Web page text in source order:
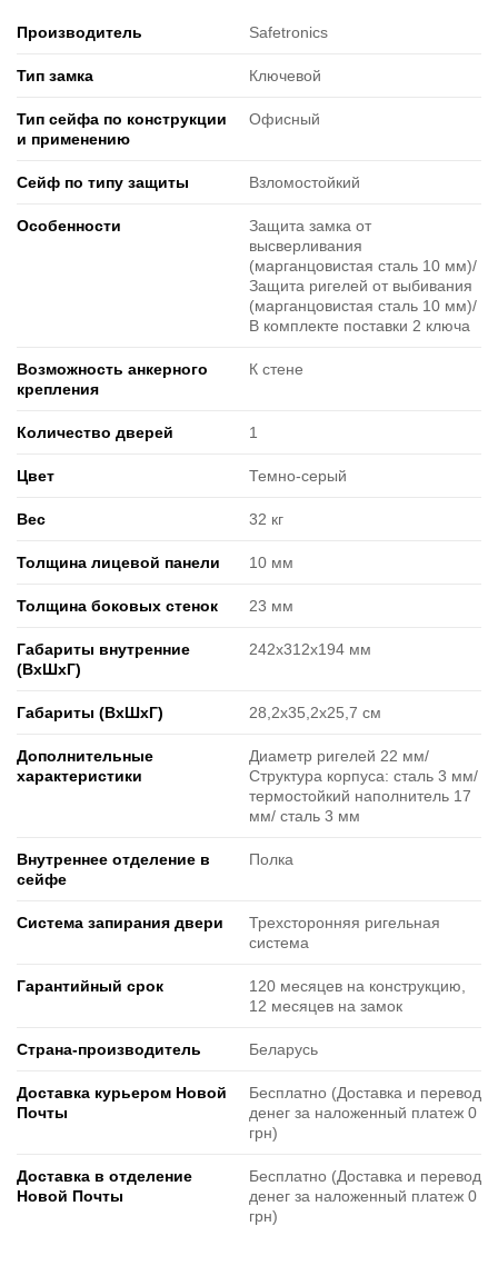
Производитель Safetronics
Тип замка Ключевой
Тип сейфа по конструкции
и применению
Офисный
Сейф по типу защиты Взломостойкий
Особенности
Защита замка от
высверливания
(марганцовистая сталь 10 мм)/
Защита ригелей от выбивания
(марганцовистая сталь 10 мм)/
В комплекте поставки 2 ключа
Возможность анкерного
крепления
К стене
Количество дверей 1
Цвет Темно-серый
Вес 32 кг
Толщина лицевой панели 10 мм
Толщина боковых стенок 23 мм
Габариты внутренние
(ВxШxГ)
242х312х194 мм
Габариты (ВxШxГ) 28,2х35,2х25,7 см
Дополнительные
характеристики
Диаметр ригелей 22 мм/
Структура корпуса: сталь 3 мм/
термостойкий наполнитель 17
мм/ сталь 3 мм
Внутреннее отделение в
сейфе
Полка
Система запирания двери
Трехсторонняя ригельная
система
Гарантийный срок
120 месяцев на конструкцию,
12 месяцев на замок
Страна-производитель Беларусь
Доставка курьером Новой
Почты
Бесплатно (Доставка и перевод
денег за наложенный платеж 0
грн)
Доставка в отделение
Новой Почты
Бесплатно (Доставка и перевод
денег за наложенный платеж 0
грн)